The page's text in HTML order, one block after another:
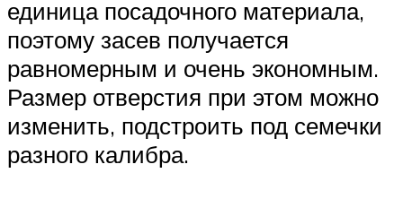
единица посадочного материала,
поэтому засев получается
равномерным и очень экономным.
Размер отверстия при этом можно
изменить, подстроить под семечки
разного калибра.